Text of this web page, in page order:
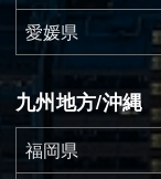
愛媛県
九州地方/沖縄
福岡県